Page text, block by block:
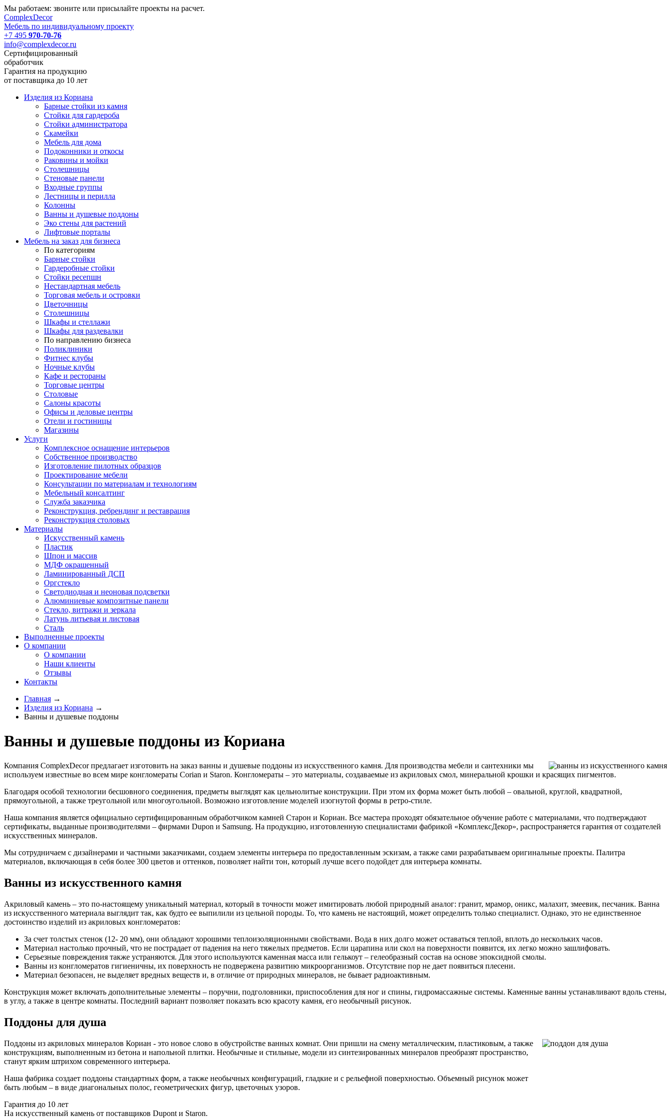
Мы работаем: звоните или присылайте проекты на расчет.
ComplexDecor
Мебель по индивидуальному проекту
+7 495 970-70-76
info@complexdecor.ru
Сертифицированный
обработчик
Гарантия на продукцию
от поставщика до 10 лет
Изделия из Кориана
Барные стойки из камня
Стойки для гардероба
Стойки администратора
Скамейки
Мебель для дома
Подоконники и откосы
Раковины и мойки
Столешницы
Стеновые панели
Входные группы
Лестницы и перилла
Колонны
Ванны и душевые поддоны
Эко стены для растений
Лифтовые порталы
Мебель на заказ для бизнеса
По категориям
Барные стойки
Гардеробные стойки
Стойки ресепшн
Нестандартная мебель
Торговая мебель и островки
Цветочницы
Столешницы
Шкафы и стеллажи
Шкафы для раздевалки
По направлению бизнеса
Поликлиники
Фитнес клубы
Ночные клубы
Кафе и рестораны
Торговые центры
Столовые
Салоны красоты
Офисы и деловые центры
Отели и гостиницы
Магазины
Услуги
Комплексное оснащение интерьеров
Собственное производство
Изготовление пилотных образцов
Проектирование мебели
Консультации по материалам и технологиям
Мебельный консалтинг
Служба заказчика
Реконструкция, ребрендинг и реставрация
Реконструкция столовых
Материалы
Искусственный камень
Пластик
Шпон и массив
МДФ окрашенный
Ламинированный ДСП
Оргстекло
Светодиодная и неоновая подсветки
Алюминиевые композитные панели
Стекло, витражи и зеркала
Латунь литьевая и листовая
Сталь
Выполненные проекты
О компании
О компании
Наши клиенты
Отзывы
Контакты
Главная →
Изделия из Кориана →
Ванны и душевые поддоны
Ванны и душевые поддоны из Кориана
Компания ComplexDecor предлагает изготовить на заказ ванны и душевые поддоны из искусственного камня. Для производства мебели и сантехники мы
используем известные во всем мире конгломераты Corian и Staron. Конгломераты – это материалы, создаваемые из акриловых смол, минеральной крошки и красящих пигментов.
Благодаря особой технологии бесшовного соединения, предметы выглядят как цельнолитые конструкции. При этом их форма может быть любой – овальной, круглой, квадратной,
прямоугольной, а также треугольной или многоугольной. Возможно изготовление моделей изогнутой формы в ретро-стиле.
Наша компания является официально сертифицированным обработчиком камней Старон и Кориан. Все мастера проходят обязательное обучение работе с материалами, что подтверждают
сертификаты, выданные производителями – фирмами Dupon и Samsung. На продукцию, изготовленную специалистами фабрикой «КомплексДекор», распространяется гарантия от создателей
искусственных минералов.
Мы сотрудничаем с дизайнерами и частными заказчиками, создаем элементы интерьера по предоставленным эскизам, а также сами разрабатываем оригинальные проекты. Палитра
материалов, включающая в себя более 300 цветов и оттенков, позволяет найти тон, который лучше всего подойдет для интерьера комнаты.
Ванны из искусственного камня
Акриловый камень – это по-настоящему уникальный материал, который в точности может имитировать любой природный аналог: гранит, мрамор, оникс, малахит, змеевик, песчаник. Ванна
из искусственного материала выглядит так, как будто ее выпилили из цельной породы. То, что камень не настоящий, может определить только специалист. Однако, это не единственное
достоинство изделий из акриловых конгломератов:
За счет толстых стенок (12- 20 мм), они обладают хорошими теплоизоляционными свойствами. Вода в них долго может оставаться теплой, вплоть до нескольких часов.
Материал настолько прочный, что не пострадает от падения на него тяжелых предметов. Если царапина или скол на поверхности появится, их легко можно зашлифовать.
Серьезные повреждения также устраняются. Для этого используются каменная масса или гелькоут – гелеобразный состав на основе эпоксидной смолы.
Ванны из конгломератов гигиеничны, их поверхность не подвержена развитию микроорганизмов. Отсутствие пор не дает появиться плесени.
Материал безопасен, не выделяет вредных веществ и, в отличие от природных минералов, не бывает радиоактивным.
Конструкция может включать дополнительные элементы – поручни, подголовники, приспособления для ног и спины, гидромассажные системы. Каменные ванны устанавливают вдоль стены,
в углу, а также в центре комнаты. Последний вариант позволяет показать всю красоту камня, его необычный рисунок.
Поддоны для душа
Поддоны из акриловых минералов Кориан - это новое слово в обустройстве ванных комнат. Они пришли на смену металлическим, пластиковым, а также
конструкциям, выполненным из бетона и напольной плитки. Необычные и стильные, модели из синтезированных минералов преобразят пространство,
станут ярким штрихом современного интерьера.
Наша фабрика создает поддоны стандартных форм, а также необычных конфигураций, гладкие и с рельефной поверхностью. Объемный рисунок может
быть любым – в виде диагональных полос, геометрических фигур, цветочных узоров.
Гарантия до 10 лет
На искусственный камень от поставщиков Dupont и Staron.